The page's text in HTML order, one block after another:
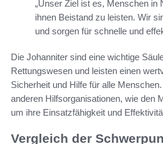
„Unser Ziel ist es, Menschen in
ihnen Beistand zu leisten. Wir
und sorgen für schnelle und
Die Johanniter sind eine wichtige
Rettungswesen und leisten einen
Sicherheit und Hilfe für alle
anderen Hilfsorganisationen, wie den
um ihre Einsatzfähigkeit und
Vergleich der